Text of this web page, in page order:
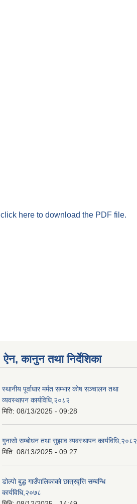
click here to download the PDF file.
ऐन, कानुन तथा निर्देशिका
स्थानीय पूर्वाधार मर्मत सम्भार कोष सञ्चालन तथा
व्यवस्थापन कार्यविधि,२०८२
मिति: 08/13/2025 - 09:28
गुनासो सम्बोधन तथा सुझाव व्यवस्थापन कार्यविधि,२०८२
मिति: 08/13/2025 - 09:27
डोल्पो बुद्ध गाउँपालिकाको छात्रवृत्ति सम्बन्धि
कार्यविधि,२०७८